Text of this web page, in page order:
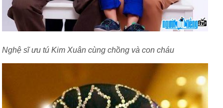
Nghệ sĩ ưu tú Kim Xuân cùng chồng và con cháu